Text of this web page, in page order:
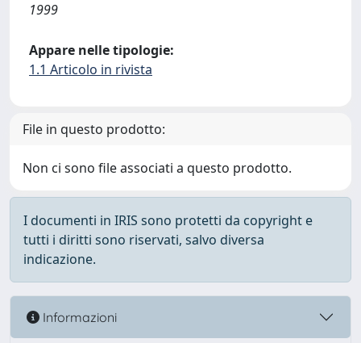
1999
Appare nelle tipologie:
1.1 Articolo in rivista
File in questo prodotto:
Non ci sono file associati a questo prodotto.
I documenti in IRIS sono protetti da copyright e
tutti i diritti sono riservati, salvo diversa
indicazione.
Informazioni